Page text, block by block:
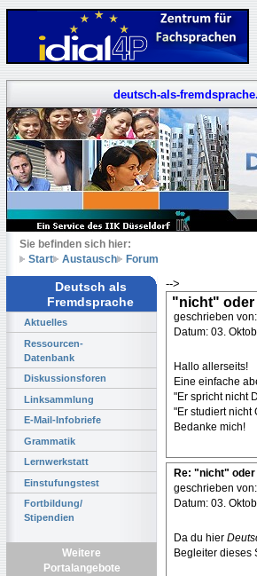
deutsch-als-
Sie befinden sich hier:
Start
Austausch Forum
Deutsch als
Fremdsprache
Aktuelles
Ressourcen-
Datenbank
Diskussionsforen
Linksammlung
E-Mail-Infobriefe
Grammatik
Lernwerkstatt
Einstufungstest
Fortbildung/
Stipendien
Weitere
Portalangebote
-->
"nicht"
geschrieben von:
Datum: 03.
Hallo allerseits!
Eine einfache
"Er spricht nicht
"Er studiert nicht
Bedanke mich!
Re: "nicht"
geschrieben von:
Datum: 03.
Da du hier
Begleiter dieses